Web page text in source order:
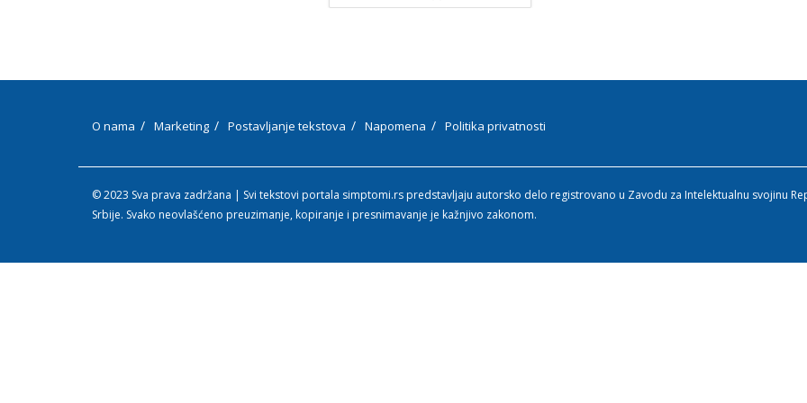
O nama Marketing Postavljanje tekstova Napomena Politika privatnosti
© 2023 Sva prava zadržana | Svi tekstovi portala simptomi.rs predstavljaju autorsko delo registrovano u Zavodu za Intelektualnu svojinu
Srbije. Svako neovlašćeno preuzimanje, kopiranje i presnimavanje je kažnjivo zakonom.